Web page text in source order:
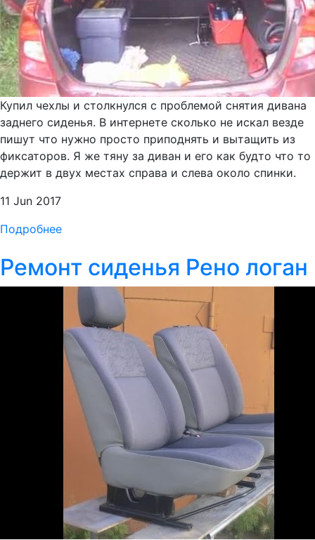
Купил чехлы и столкнулся с проблемой снятия дивана
заднего сиденья. В интернете сколько не искал везде
пишут что нужно просто приподнять и вытащить из
фиксаторов. Я же тяну за диван и его как будто что то
держит в двух местах справа и слева около спинки.
11 Jun 2017
Подробнее
Ремонт сиденья Рено логан